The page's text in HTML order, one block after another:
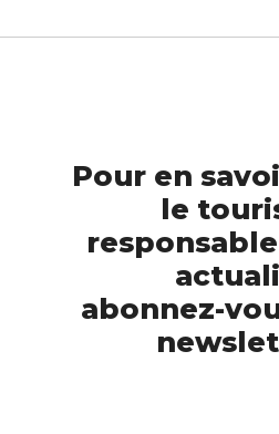
Pour en
le
abonnez-